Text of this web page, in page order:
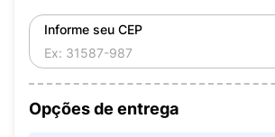
Informe seu CEP
Opções de entrega